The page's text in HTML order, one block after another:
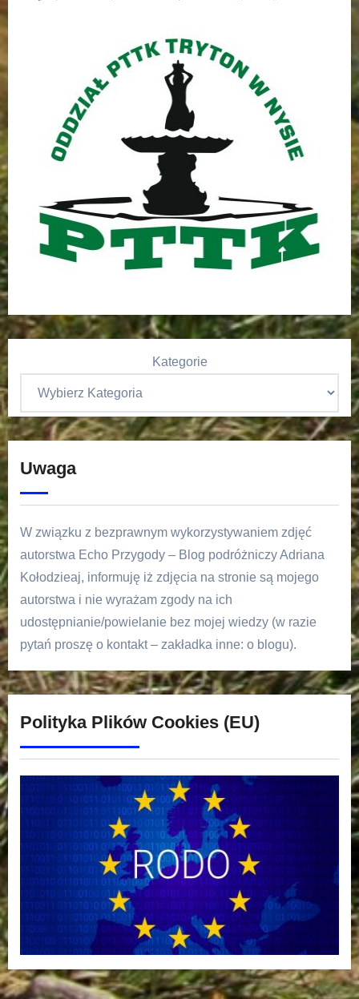
Kategorie
Uwaga
W związku z bezprawnym wykorzystywaniem zdjęć
autorstwa Echo Przygody – Blog podróżniczy Adriana
Kołodzieaj, informuję iż zdjęcia na stronie są mojego
autorstwa i nie wyrażam zgody na ich
udostępnianie/powielanie bez mojej wiedzy (w razie
pytań proszę o kontakt – zakładka inne: o blogu).
Polityka Plików Cookies (EU)